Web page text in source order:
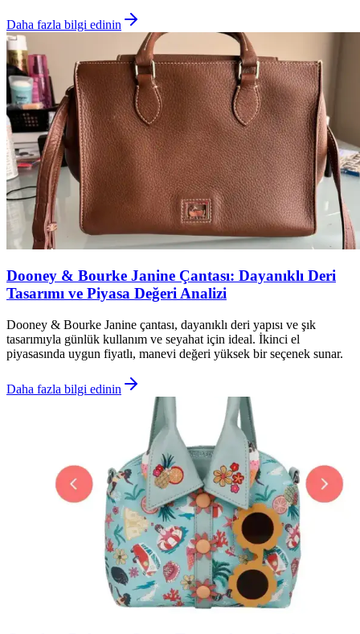
Daha fazla bilgi edinin
Dooney & Bourke Janine Çantası: Dayanıklı Deri
Tasarımı ve Piyasa Değeri Analizi
Dooney & Bourke Janine çantası, dayanıklı deri yapısı ve şık
tasarımıyla günlük kullanım ve seyahat için ideal. İkinci el
piyasasında uygun fiyatlı, manevi değeri yüksek bir seçenek sunar.
Daha fazla bilgi edinin